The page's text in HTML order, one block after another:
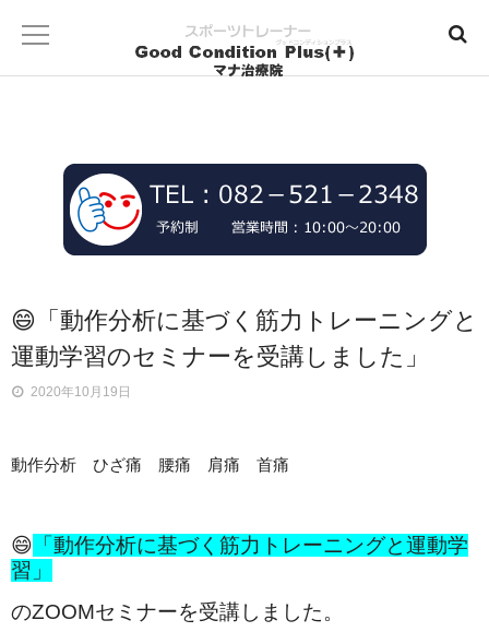
😄「動作分析に基づく筋力トレーニングと
運動学習のセミナーを受講しました」
2020年10月19日
動作分析 ひざ痛 腰痛 肩痛 首痛
😄 「動作分析に基づく筋力トレーニングと運動学
習」
のZOOMセミナーを受講しました。